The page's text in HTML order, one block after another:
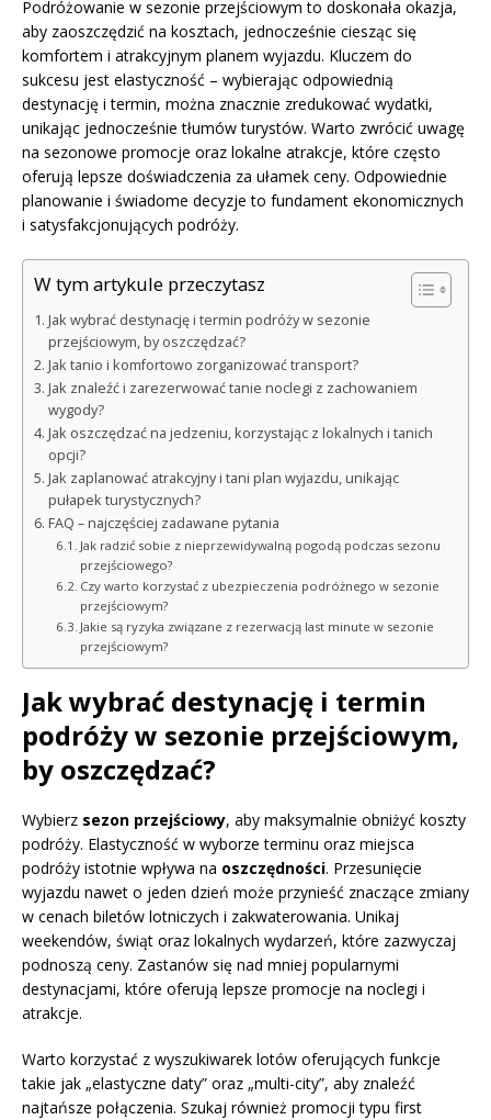
Podróżowanie w sezonie przejściowym to doskonała okazja,
aby zaoszczędzić na kosztach, jednocześnie ciesząc się
komfortem i atrakcyjnym planem wyjazdu. Kluczem do
sukcesu jest elastyczność – wybierając odpowiednią
destynację i termin, można znacznie zredukować wydatki,
unikając jednocześnie tłumów turystów. Warto zwrócić uwagę
na sezonowe promocje oraz lokalne atrakcje, które często
oferują lepsze doświadczenia za ułamek ceny. Odpowiednie
planowanie i świadome decyzje to fundament ekonomicznych
i satysfakcjonujących podróży.
W tym artykule przeczytasz
Jak wybrać destynację i termin podróży w sezonie
przejściowym, by oszczędzać?
Jak tanio i komfortowo zorganizować transport?
Jak znaleźć i zarezerwować tanie noclegi z zachowaniem
wygody?
Jak oszczędzać na jedzeniu, korzystając z lokalnych i tanich
opcji?
Jak zaplanować atrakcyjny i tani plan wyjazdu, unikając
pułapek turystycznych?
FAQ – najczęściej zadawane pytania
Jak radzić sobie z nieprzewidywalną pogodą podczas sezonu
przejściowego?
Czy warto korzystać z ubezpieczenia podróżnego w sezonie
przejściowym?
Jakie są ryzyka związane z rezerwacją last minute w sezonie
przejściowym?
Jak wybrać destynację i termin
podróży w sezonie przejściowym,
by oszczędzać?
Wybierz sezon przejściowy, aby maksymalnie obniżyć koszty
podróży. Elastyczność w wyborze terminu oraz miejsca
podróży istotnie wpływa na oszczędności. Przesunięcie
wyjazdu nawet o jeden dzień może przynieść znaczące zmiany
w cenach biletów lotniczych i zakwaterowania. Unikaj
weekendów, świąt oraz lokalnych wydarzeń, które zazwyczaj
podnoszą ceny. Zastanów się nad mniej popularnymi
destynacjami, które oferują lepsze promocje na noclegi i
atrakcje.
Warto korzystać z wyszukiwarek lotów oferujących funkcje
takie jak „elastyczne daty” oraz „multi-city”, aby znaleźć
najtańsze połączenia. Szukaj również promocji typu first